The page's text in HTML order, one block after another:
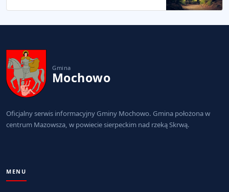
Gmina
Mochowo
Oficjalny serwis informacyjny Gminy Mochowo. Gmina położona w
centrum Mazowsza, w powiecie sierpeckim nad rzeką Skrwą.
MENU